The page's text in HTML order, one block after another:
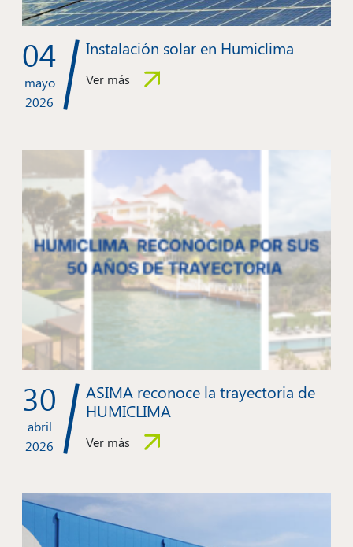
04
mayo
2026
Instalación solar en Humiclima
Ver más
30
abril
2026
ASIMA reconoce la trayectoria de
HUMICLIMA
Ver más